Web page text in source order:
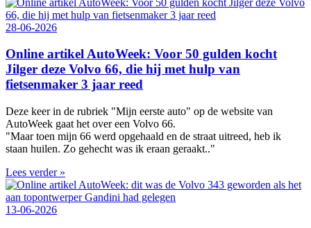
28-06-2026
Online artikel AutoWeek: Voor 50 gulden kocht
Jilger deze Volvo 66, die hij met hulp van
fietsenmaker 3 jaar reed
Deze keer in de rubriek "Mijn eerste auto" op de website van
AutoWeek gaat het over een Volvo 66.
"Maar toen mijn 66 werd opgehaald en de straat uitreed, heb ik
staan huilen. Zo gehecht was ik eraan geraakt.."
Lees verder »
13-06-2026